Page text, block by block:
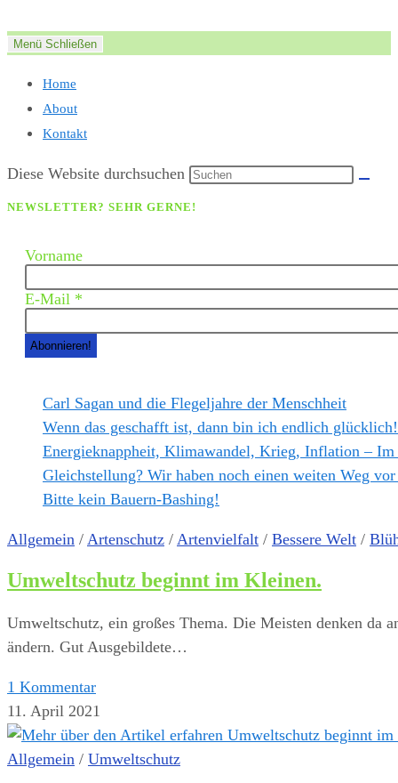
Inhalt
Menü Schließen
Home
About
Kontakt
Diese Website durchsuchen
NEWSLETTER? SEHR GERNE!
Vorname
E-Mail *
Carl Sagan und die Flegeljahre der Menschheit
Wenn das geschafft ist, dann bin ich endlich glücklich!
Energieknappheit, Klimawandel, Krieg, Inflation –
Gleichstellung? Wir haben noch einen weiten Weg
Bitte kein Bauern-Bashing!
Allgemein / Artenschutz / Artenvielfalt / Bessere Welt /
Umweltschutz beginnt im Kleinen.
Umweltschutz, ein großes Thema. Die Meisten denken da
ändern. Gut Ausgebildete…
1 Kommentar
11. April 2021
Allgemein / Umweltschutz